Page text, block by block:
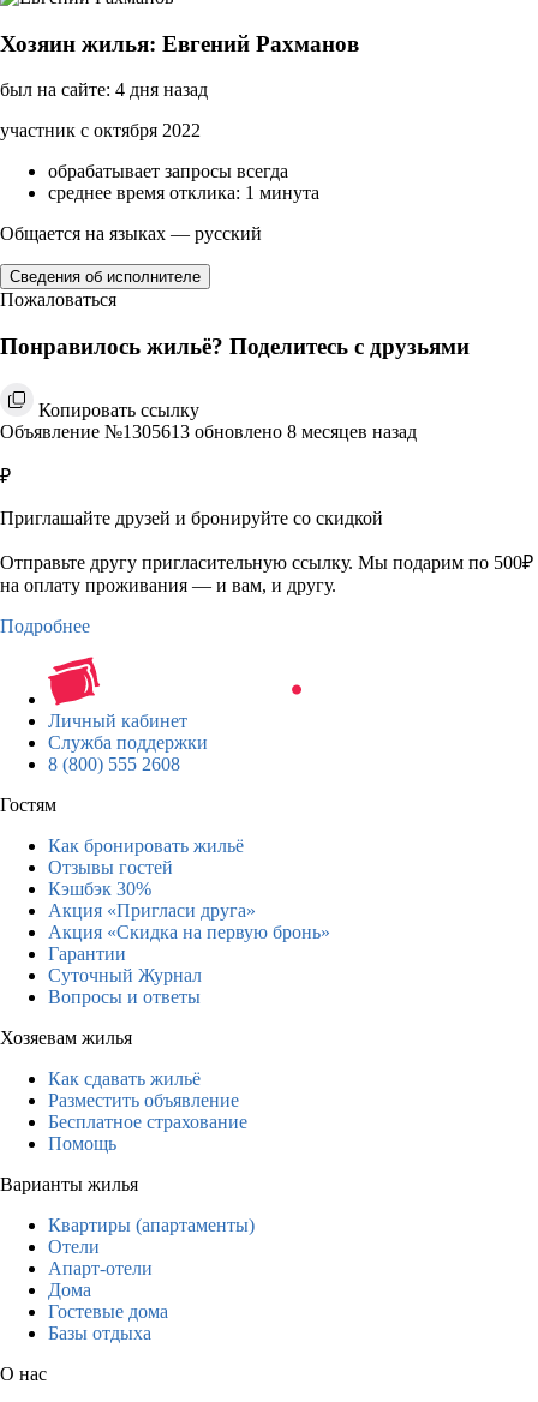
Хозяин жилья: Евгений Рахманов
был на сайте: 4 дня назад
участник с октября 2022
обрабатывает запросы всегда
среднее время отклика: 1 минута
Общается на языках — русский
Сведения об исполнителе
Пожаловаться
Понравилось жильё? Поделитесь с друзьями
Копировать ссылку
Объявление №1305613 обновлено 8 месяцев назад
₽
Приглашайте друзей и бронируйте со скидкой
Отправьте другу пригласительную ссылку. Мы подарим по 500₽
на оплату проживания — и вам, и другу.
Подробнее
Личный кабинет
Служба поддержки
8 (800) 555 2608
Гостям
Как бронировать жильё
Отзывы гостей
Кэшбэк 30%
Акция «Пригласи друга»
Акция «Скидка на первую бронь»
Гарантии
Суточный Журнал
Вопросы и ответы
Хозяевам жилья
Как сдавать жильё
Разместить объявление
Бесплатное страхование
Помощь
Варианты жилья
Квартиры (апартаменты)
Отели
Апарт-отели
Дома
Гостевые дома
Базы отдыха
О нас